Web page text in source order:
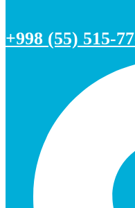
+998 (55) 515-